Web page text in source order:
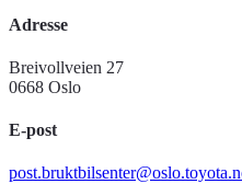
Adresse
Breivollveien 27
0668 Oslo
E-post